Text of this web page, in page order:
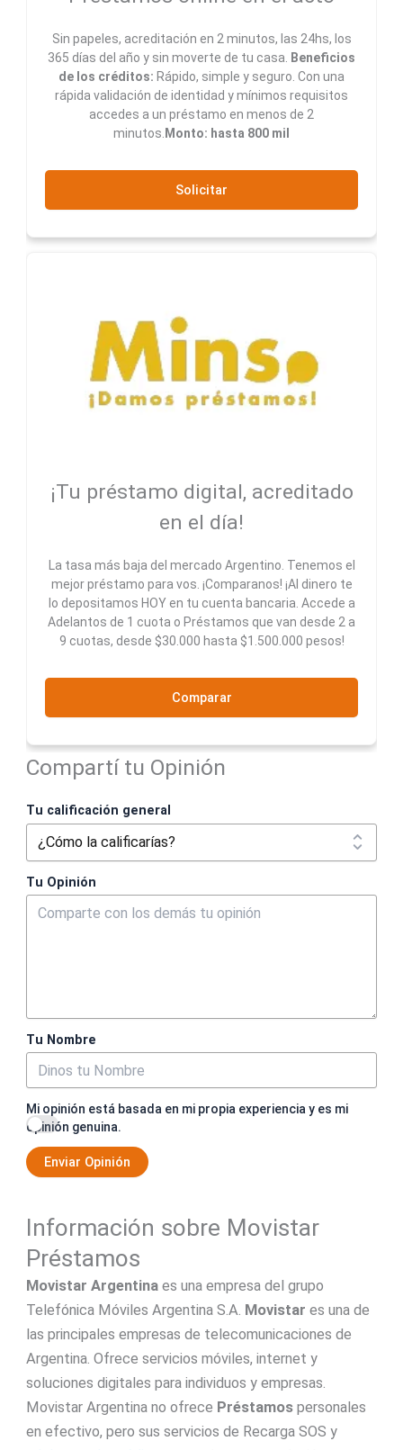
Sin papeles, acreditación en 2 minutos, las 24hs, los
365 días del año y sin moverte de tu casa.
Beneficios
de los créditos: Rápido, simple y seguro. Con una
rápida validación de identidad y mínimos requisitos
accedes a un préstamo en menos de 2
minutos. Monto: hasta 800 mil
Solicitar
¡Tu préstamo digital, acreditado
en el día!
La tasa más baja del mercado Argentino. Tenemos el
mejor préstamo para vos. ¡Comparanos! ¡Al dinero te
lo depositamos HOY en tu cuenta bancaria. Accede a
Adelantos de 1 cuota o Préstamos que van desde 2 a
9 cuotas, desde $30.000 hasta $1.500.000 pesos!
Comparar
Compartí tu Opinión
Tu calificación general
Tu Opinión
Tu Nombre
Mi opinión está basada en mi propia experiencia y es mi
opinión genuina.
Enviar Opinión
Información sobre Movistar
Préstamos
Movistar Argentinaes una empresa del grupo
Telefónica Móviles Argentina S.A. Movistar es una de
las principales empresas de telecomunicaciones de
Argentina. Ofrece servicios móviles, internet y
soluciones digitales para individuos y empresas.​
Movistar Argentina no ofrece Préstamos personales
en efectivo, pero sus servicios de Recarga SOS y